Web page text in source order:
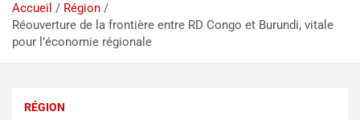
Accueil
Région
Réouverture de la frontière entre RD Congo et Burundi, vitale
pour l’économie régionale
RÉGION